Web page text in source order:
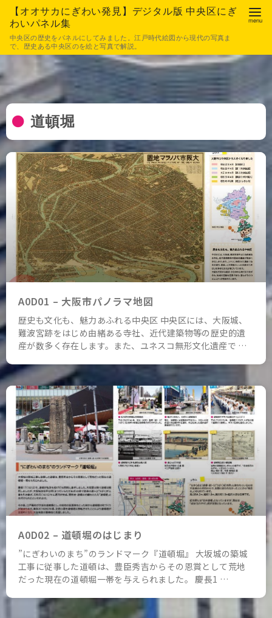
【オオサカにぎわい発見】デジタル版 中央区にぎ
わいパネル集
中央区の歴史をパネルにしてみました。江戸時代絵図から現代の写真ま
で、歴史ある中央区のを絵と写真で解説。
道頓堀
A0D01 – 大阪市パノラマ地図
歴史も文化も、魅力あふれる中央区 中央区には、大阪城、
難波宮跡をはじめ由緒ある寺社、近代建築物等の歴史的遺
産が数多く存在します。また、ユネスコ無形文化遺産で …
A0D02 – 道頓堀のはじまり
”にぎわいのまち”のランドマーク『道頓堀』 大坂城の築城
工事に従事した道頓は、豊臣秀吉からその恩賞として荒地
だった現在の道頓堀一帯を与えられました。 慶長1 …